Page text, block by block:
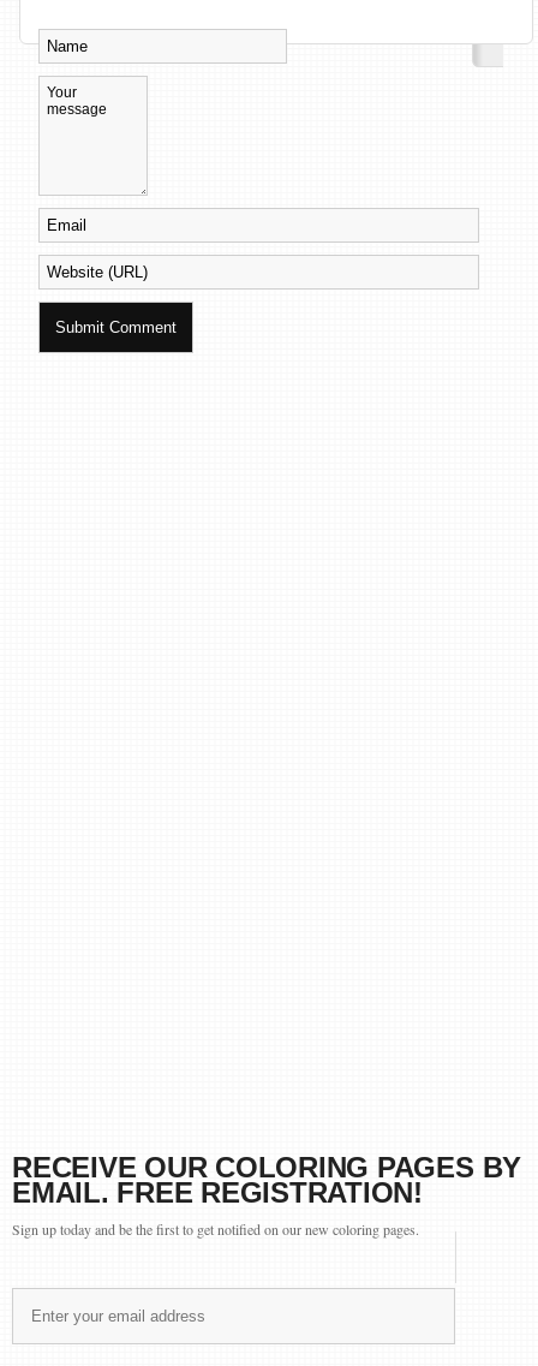
RECEIVE OUR COLORING PAGES BY
EMAIL. FREE REGISTRATION!
Sign up today and be the first to get notified on our new coloring pages.